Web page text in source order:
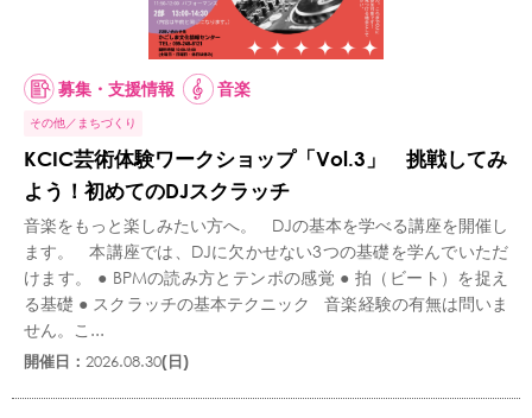
募集・支援情報 音楽
その他 まちづくり
KCIC芸術体験ワークショップ「Vol.3」 挑戦してみ
よう！初めてのDJスクラッチ
音楽をもっと楽しみたい方へ。 DJの基本を学べる講座を開催し
ます。 本講座では、DJに欠かせない3つの基礎を学んでいただ
けます。 ● BPMの読み方とテンポの感覚 ● 拍（ビート）を捉え
る基礎 ● スクラッチの基本テクニック 音楽経験の有無は問いま
せん。こ...
開催日： 2026.08.30(日)